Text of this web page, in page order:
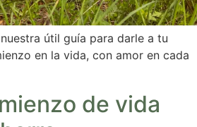
útil guía para darle a tu
en la vida, con amor en cada
de vida